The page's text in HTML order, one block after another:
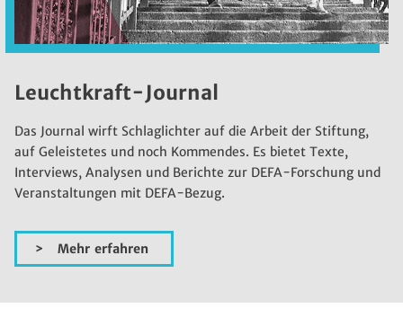
Leuchtkraft-Journal
Das Journal wirft Schlaglichter auf die Arbeit der Stiftung,
auf Geleistetes und noch Kommendes. Es bietet Texte,
Interviews, Analysen und Berichte zur DEFA-Forschung und
Veranstaltungen mit DEFA-Bezug.
Mehr erfahren